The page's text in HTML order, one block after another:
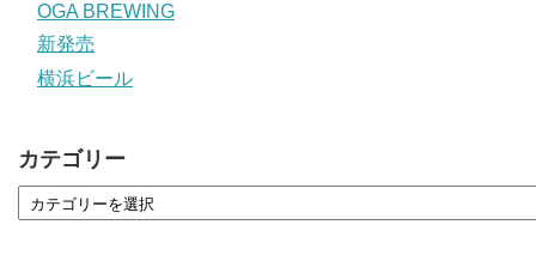
OGA BREWING
新発売
横浜ビール
カテゴリー